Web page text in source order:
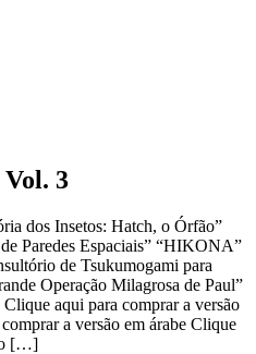
3
dos Insetos: Hatch, o Órfão”
Paredes Espaciais” “HIKONA”
de Tsukumogami para
Operação Milagrosa de Paul”
aqui para comprar a versão
a versão em árabe Clique
[…]